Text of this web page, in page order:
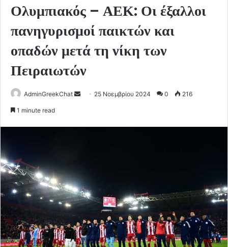
Ολυμπιακός – ΑΕΚ: Οι έξαλλοι
πανηγυρισμοί παικτών και
οπαδών μετά τη νίκη των
Πειραιωτών
AdminGreekChat
Send 25 Νοεμβρίου 2024 0 216
1 minute read